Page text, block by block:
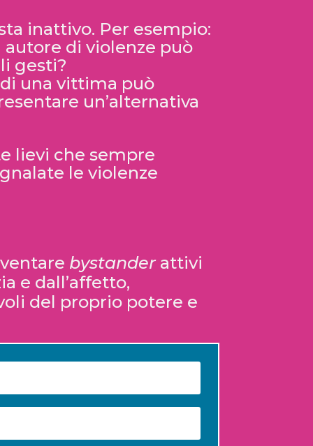
inattivo. Per esempio:
di violenze può
gesti?
una vittima può
un’alternativa
lievi che sempre
le violenze
bystanderattivi
e dall’affetto,
del proprio potere e